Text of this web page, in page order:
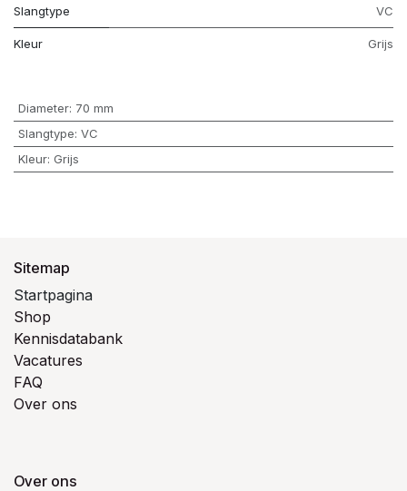
Slangtype VC
Kleur Grijs
Diameter: 70 mm
Slangtype: VC
Kleur: Grijs
Sitemap
Startpagina
Shop
Kennisdatabank
Vacatures
FAQ
Over ons
Over ons